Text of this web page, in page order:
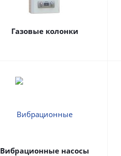
Газовые колонки
Вибрационные насосы